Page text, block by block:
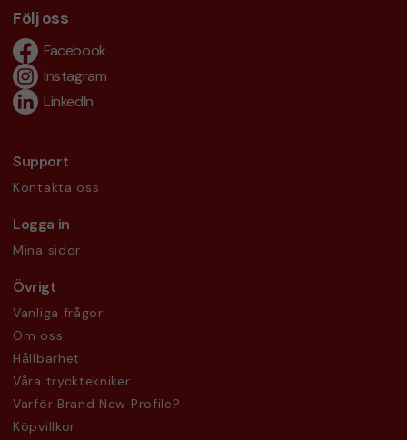
Följ oss
Facebook
Instagram
LinkedIn
Support
Kontakta oss
Logga in
Mina sidor
Övrigt
Vanliga frågor
Om oss
Hållbarhet
Våra trycktekniker
Varför Brand New Profile?
Köpvillkor